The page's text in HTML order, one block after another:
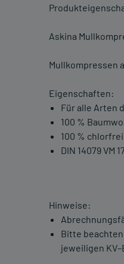
Askina
Mullkompressen
Eigenschaften:
Für alle Arten
100 %
100 %
DIN 14079 VM
Hinweise:
Bitte
jeweiligen